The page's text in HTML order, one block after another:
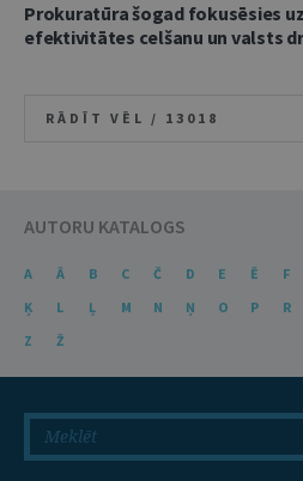
Prokuratūra šogad fokusēsies
efektivitātes celšanu un valsts
RĀDĪT VĒL / 13018
AUTORU KATALOGS
A Ā B C Č D E Ē F
Ķ
L Ļ M N Ņ O P R
Z
Ž